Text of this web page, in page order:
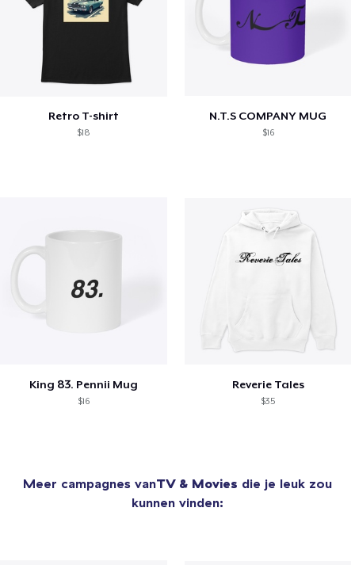
Retro T-shirt
$18
N.T.S COMPANY MUG
$16
King 83. Pennii Mug
$16
Reverie Tales
$35
Meer campagnes vanTV & Movies die je leuk zou
kunnen vinden: